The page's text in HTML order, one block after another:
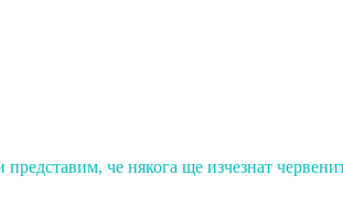
че някога ще изчезнат